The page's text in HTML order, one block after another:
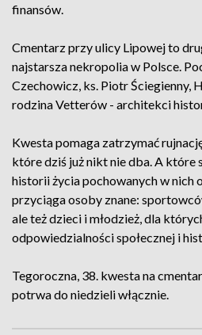
finansów.
Cmentarz przy ulicy Lipowej to
najstarsza nekropolia w Polsce.
Czechowicz, ks. Piotr Ściegienny,
rodzina Vetterów - architekci
Kwesta pomaga zatrzymać
które dziś już nikt nie dba. A które
historii życia pochowanych w nich
przyciąga osoby znane:
ale też dzieci i młodzież, dla
odpowiedzialności społecznej i
Tegoroczna, 38. kwesta na
potrwa do niedzieli włącznie.